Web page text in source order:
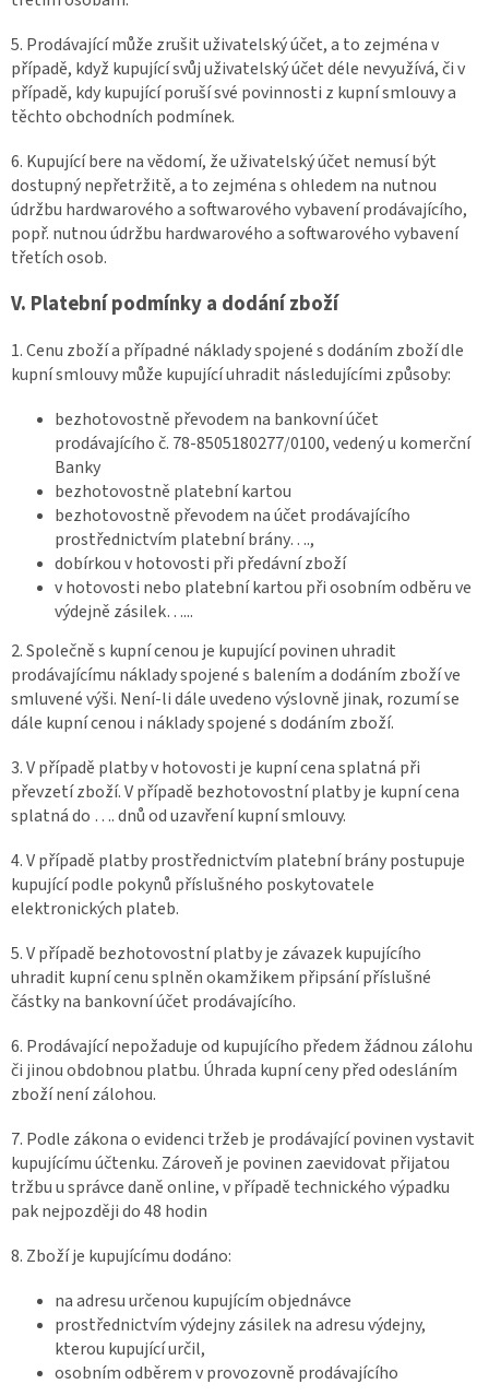
5. Prodávající může zrušit uživatelský účet, a to zejména v
případě, když kupující svůj uživatelský účet déle nevyužívá, či v
případě, kdy kupující poruší své povinnosti z kupní smlouvy a
těchto obchodních podmínek.
6. Kupující bere na vědomí, že uživatelský účet nemusí být
dostupný nepřetržitě, a to zejména s ohledem na nutnou
údržbu hardwarového a softwarového vybavení prodávajícího,
popř. nutnou údržbu hardwarového a softwarového vybavení
třetích osob.
V. Platební podmínky a dodání zboží
1. Cenu zboží a případné náklady spojené s dodáním zboží dle
kupní smlouvy může kupující uhradit následujícími způsoby:
bezhotovostně převodem na bankovní účet
prodávajícího č. 78-8505180277/0100, vedený u komerční
Banky
bezhotovostně platební kartou
bezhotovostně převodem na účet prodávajícího
prostřednictvím platební brány….,
dobírkou v hotovosti při předávní zboží
v hotovosti nebo platební kartou při osobním odběru ve
výdejně zásilek…...
2. Společně s kupní cenou je kupující povinen uhradit
prodávajícímu náklady spojené s balením a dodáním zboží ve
smluvené výši. Není-li dále uvedeno výslovně jinak, rozumí se
dále kupní cenou i náklady spojené s dodáním zboží.
3. V případě platby v hotovosti je kupní cena splatná při
převzetí zboží. V případě bezhotovostní platby je kupní cena
splatná do …. dnů od uzavření kupní smlouvy.
4. V případě platby prostřednictvím platební brány postupuje
kupující podle pokynů příslušného poskytovatele
elektronických plateb.
5. V případě bezhotovostní platby je závazek kupujícího
uhradit kupní cenu splněn okamžikem připsání příslušné
částky na bankovní účet prodávajícího.
6. Prodávající nepožaduje od kupujícího předem žádnou zálohu
či jinou obdobnou platbu. Úhrada kupní ceny před odesláním
zboží není zálohou.
7. Podle zákona o evidenci tržeb je prodávající povinen vystavit
kupujícímu účtenku. Zároveň je povinen zaevidovat přijatou
tržbu u správce daně online, v případě technického výpadku
pak nejpozději do 48 hodin
8. Zboží je kupujícímu dodáno:
na adresu určenou kupujícím objednávce
prostřednictvím výdejny zásilek na adresu výdejny,
kterou kupující určil,
osobním odběrem v provozovně prodávajícího